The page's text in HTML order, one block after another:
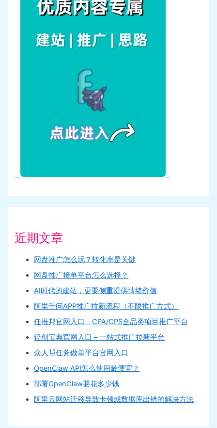
近期文章
网盘推广怎么玩？转化率是关键
网盘推广接单平台怎么选择？
AI时代的建站，更要侧重提供情绪价值
阿里千问APP推广拉新流程（不限推广方式）
任推邦官网入口 – CPA/CPS全品类项目推广平台
轻创宝典官网入口 – 一站式推广拉新平台
众人帮任务做单平台官网入口
OpenClaw API怎么使用最便宜？
部署OpenClaw要花多少钱
阿里云网站迁移导致卡顿或数据库出错的解决方法